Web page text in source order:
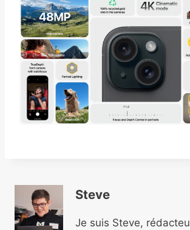
Steve
Je suis Steve,